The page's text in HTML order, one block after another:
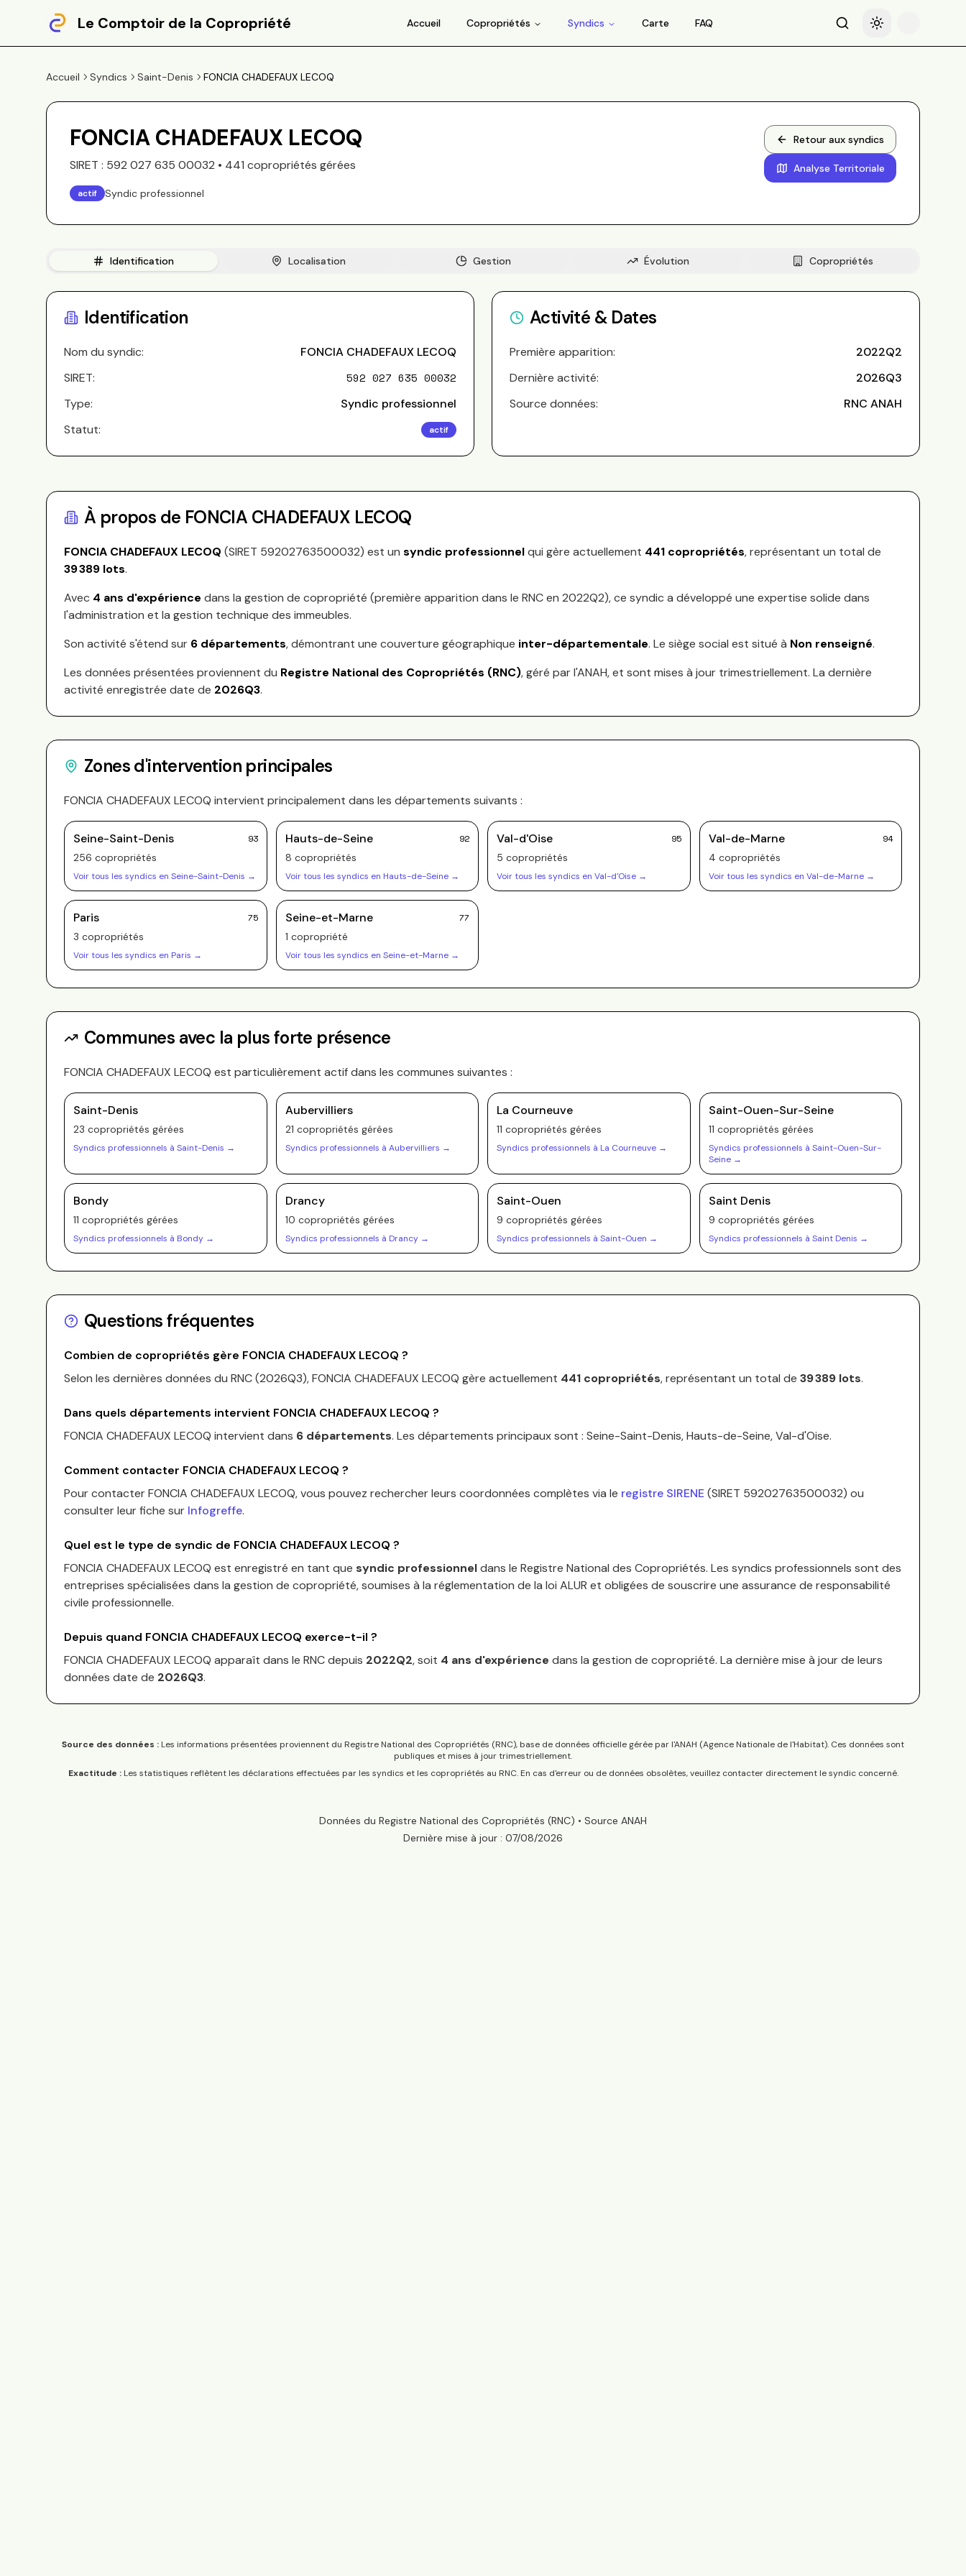
Le Comptoir de la Copropriété Accueil Copropriétés Syndics Carte FAQ RechercheBasculer le thème
Accueil Syndics Saint-Denis FONCIA CHADEFAUX LECOQ
FONCIA CHADEFAUX LECOQ
SIRET : 592 027 635 00032 • 441 copropriétés gérées
actif Syndic professionnel
Retour aux syndics
Analyse Territoriale
Identification Localisation Gestion Évolution Copropriétés
Identification
Nom du syndic:
FONCIA CHADEFAUX LECOQ
SIRET:
592 027 635 00032
Type:
Syndic professionnel
Statut:
actif
Activité & Dates
Première apparition:
2022Q2
Dernière activité:
2026Q3
Source données:
RNC ANAH
À propos de FONCIA CHADEFAUX LECOQ
FONCIA CHADEFAUX LECOQ (SIRET 59202763500032) est un syndic professionnelqui gère actuellement 441 copropriétés, représentant un total de
39 389 lots.
Avec 4 ans d'expérience dans la gestion de copropriété (première apparition dans le RNC en 2022Q2), ce syndic a développé une expertise solide dans
l'administration et la gestion technique des immeubles.
Son activité s'étend sur 6 départements, démontrant une couverture géographique inter-départementale. Le siège social est situé à Non renseigné.
Les données présentées proviennent du Registre National des Copropriétés (RNC), géré par l'ANAH, et sont mises à jour trimestriellement. La dernière
activité enregistrée date de 2026Q3.
Zones d'intervention principales
FONCIA CHADEFAUX LECOQ intervient principalement dans les départements suivants :
Seine-Saint-Denis 93
256 copropriétés
Voir tous les syndics en Seine-Saint-Denis →
Hauts-de-Seine 92
8 copropriétés
Voir tous les syndics en Hauts-de-Seine→
Val-d'Oise 95
5 copropriétés
Voir tous les syndics en Val-d'Oise →
Val-de-Marne 94
4 copropriétés
Voir tous les syndics en Val-de-Marne→
Paris 75
3 copropriétés
Voir tous les syndics en Paris →
Seine-et-Marne 77
1 copropriété
Voir tous les syndics en Seine-et-Marne→
Communes avec la plus forte présence
FONCIA CHADEFAUX LECOQ est particulièrement actif dans les communes suivantes :
Saint-Denis
23 copropriétés gérées
Syndics professionnels à Saint-Denis →
Aubervilliers
21 copropriétés gérées
Syndics professionnels à Aubervilliers →
La Courneuve
11 copropriétés gérées
Syndics professionnels à La Courneuve →
Saint-Ouen-Sur-Seine
11 copropriétés gérées
Syndics professionnels à Saint-Ouen-Sur-
Seine→
Bondy
11 copropriétés gérées
Syndics professionnels à Bondy →
Drancy
10 copropriétés gérées
Syndics professionnels à Drancy→
Saint-Ouen
9 copropriétés gérées
Syndics professionnels à Saint-Ouen →
Saint Denis
9 copropriétés gérées
Syndics professionnels à Saint Denis →
Questions fréquentes
Combien de copropriétés gère FONCIA CHADEFAUX LECOQ ?
Selon les dernières données du RNC (2026Q3),FONCIA CHADEFAUX LECOQ gère actuellement 441 copropriétés, représentant un total de 39 389 lots.
Dans quels départements intervient FONCIA CHADEFAUX LECOQ ?
FONCIA CHADEFAUX LECOQ intervient dans 6 départements. Les départements principaux sont : Seine-Saint-Denis, Hauts-de-Seine, Val-d'Oise.
Comment contacter FONCIA CHADEFAUX LECOQ ?
Pour contacterFONCIA CHADEFAUX LECOQ, vous pouvez rechercher leurs coordonnées complètes via le registre SIRENE (SIRET 59202763500032) ou
consulter leur fiche sur Infogreffe.
Quel est le type de syndic de FONCIA CHADEFAUX LECOQ ?
FONCIA CHADEFAUX LECOQ est enregistré en tant que syndic professionneldans le Registre National des Copropriétés. Les syndics professionnels sont des
entreprises spécialisées dans la gestion de copropriété, soumises à la réglementation de la loi ALUR et obligées de souscrire une assurance de responsabilité
civile professionnelle.
Depuis quand FONCIA CHADEFAUX LECOQ exerce-t-il ?
FONCIA CHADEFAUX LECOQ apparaît dans le RNC depuis 2022Q2, soit 4 ans d'expérience dans la gestion de copropriété. La dernière mise à jour de leurs
données date de 2026Q3.
Source des données : Les informations présentées proviennent du Registre National des Copropriétés (RNC), base de données officielle gérée par l'ANAH (Agence Nationale de l'Habitat). Ces données sont
publiques et mises à jour trimestriellement.
Exactitude :Les statistiques reflètent les déclarations effectuées par les syndics et les copropriétés au RNC. En cas d'erreur ou de données obsolètes, veuillez contacter directement le syndic concerné.
Données du Registre National des Copropriétés (RNC) • Source ANAH
Dernière mise à jour : 07/08/2026